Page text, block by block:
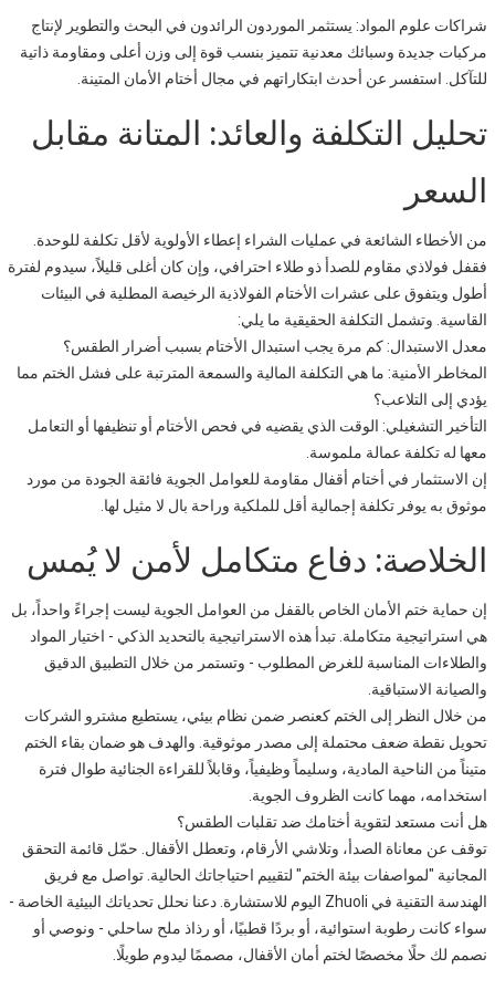
شراكات علوم المواد: يستثمر الموردون الرائدون في البحث والتطوير لإنتاج
مركبات جديدة وسبائك معدنية تتميز بنسب قوة إلى وزن أعلى ومقاومة ذاتية
للتآكل. استفسر عن أحدث ابتكاراتهم في مجال أختام الأمان المتينة.
تحليل التكلفة والعائد: المتانة مقابل
السعر
من الأخطاء الشائعة في عمليات الشراء إعطاء الأولوية لأقل تكلفة للوحدة.
فقفل فولاذي مقاوم للصدأ ذو طلاء احترافي، وإن كان أغلى قليلاً، سيدوم لفترة
أطول ويتفوق على عشرات الأختام الفولاذية الرخيصة المطلية في البيئات
القاسية. وتشمل التكلفة الحقيقية ما يلي:
معدل الاستبدال: كم مرة يجب استبدال الأختام بسبب أضرار الطقس؟
المخاطر الأمنية: ما هي التكلفة المالية والسمعة المترتبة على فشل الختم مما
يؤدي إلى التلاعب؟
التأخير التشغيلي: الوقت الذي يقضيه في فحص الأختام أو تنظيفها أو التعامل
معها له تكلفة عمالة ملموسة.
إن الاستثمار في أختام أقفال مقاومة للعوامل الجوية فائقة الجودة من مورد
موثوق به يوفر تكلفة إجمالية أقل للملكية وراحة بال لا مثيل لها.
الخلاصة: دفاع متكامل لأمن لا يُمس
إن حماية ختم الأمان الخاص بالقفل من العوامل الجوية ليست إجراءً واحداً، بل
هي استراتيجية متكاملة. تبدأ هذه الاستراتيجية بالتحديد الذكي - اختيار المواد
والطلاءات المناسبة للغرض المطلوب - وتستمر من خلال التطبيق الدقيق
والصيانة الاستباقية.
من خلال النظر إلى الختم كعنصر ضمن نظام بيئي، يستطيع مشترو الشركات
تحويل نقطة ضعف محتملة إلى مصدر موثوقية. والهدف هو ضمان بقاء الختم
متيناً من الناحية المادية، وسليماً وظيفياً، وقابلاً للقراءة الجنائية طوال فترة
استخدامه، مهما كانت الظروف الجوية.
هل أنت مستعد لتقوية أختامك ضد تقلبات الطقس؟
توقف عن معاناة الصدأ، وتلاشي الأرقام، وتعطل الأقفال. حمّل قائمة التحقق
المجانية "لمواصفات بيئة الختم" لتقييم احتياجاتك الحالية. تواصل مع فريق
الهندسة التقنية في Zhuoli اليوم للاستشارة. دعنا نحلل تحدياتك البيئية الخاصة -
سواء كانت رطوبة استوائية، أو بردًا قطبيًا، أو رذاذ ملح ساحلي - ونوصي أو
نصمم لك حلًا مخصصًا لختم أمان الأقفال، مصممًا ليدوم طويلًا.